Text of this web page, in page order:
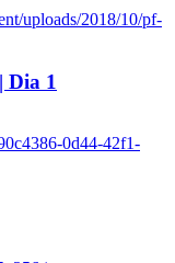
uploads/2018/10/pf-
Dia 1
0d44-42f1-